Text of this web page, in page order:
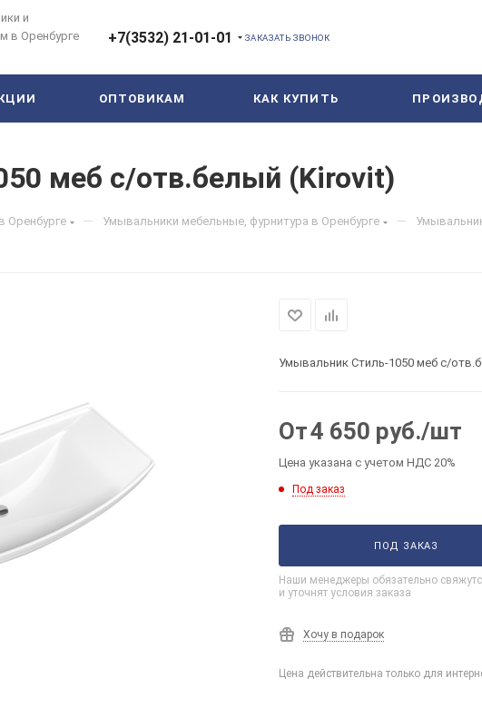
и
в Оренбурге
+7(3532) 21-01-01 ЗАКАЗАТЬ ЗВОНОК
ОПТОВИКАМ КАК КУПИТЬ
меб с/отв.белый (Kirovit)
Оренбурге — Умывальники мебельные, фурнитура в Оренбурге —
Умывальник Стиль-1050 меб с/
От4 650 руб./шт
Цена указана с учетом НДС 20%
Под заказ
ПОД ЗАКАЗ
Наши менеджеры обязательно
и уточнят условия заказа
Хочу в подарок
Цена действительна только для